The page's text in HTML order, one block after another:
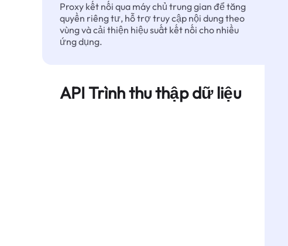
Proxy kết nối qua máy chủ trung gian để tăng
quyền riêng tư, hỗ trợ truy cập nội dung theo
vùng và cải thiện hiệu suất kết nối cho nhiều
ứng dụng.
API Trình thu thập dữ liệu